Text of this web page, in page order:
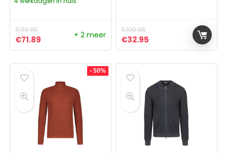
€119.95
Oorspronkelijke prijs was: €119.95.
€71.89 Huidige prijs is: €71.89.
+ 2 meer
€109.95
Oorspronkelijke prijs was:
€32.95 Huidige prijs is:
- 50%